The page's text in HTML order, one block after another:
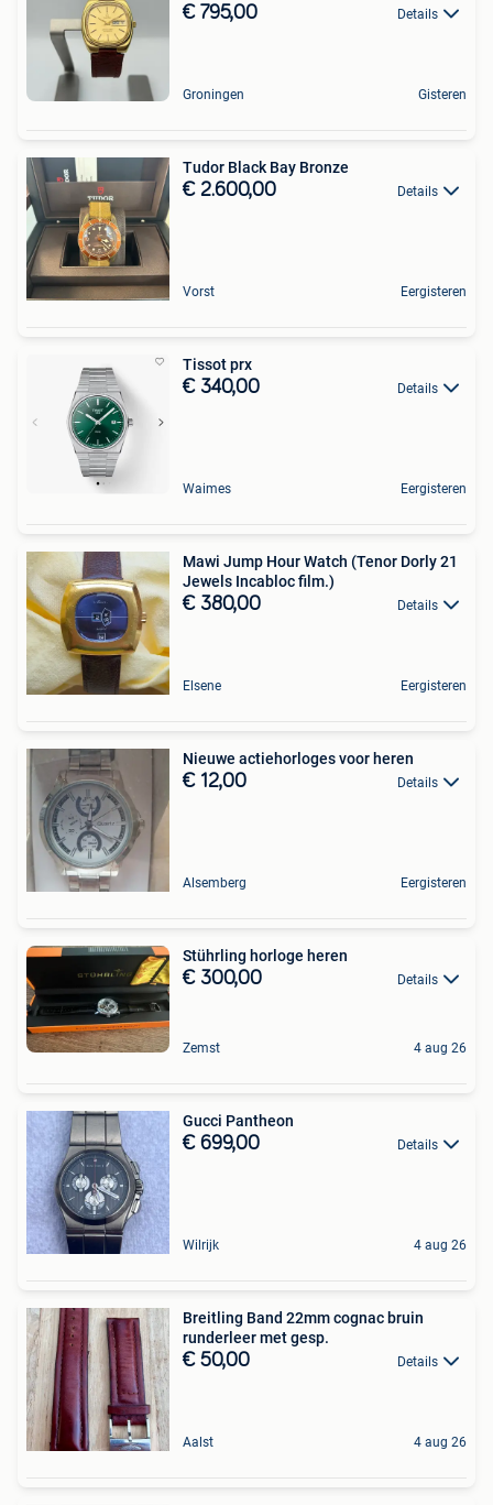
€ 795,00 Details
Groningen Gisteren
Tudor Black Bay Bronze
€ 2.600,00 Details
Vorst Eergisteren
Tissot prx
€ 340,00 Details
Waimes Eergisteren
Mawi Jump Hour Watch (Tenor Dorly 21
Jewels Incabloc film.)
€ 380,00 Details
Elsene Eergisteren
Nieuwe actiehorloges voor heren
€ 12,00 Details
Alsemberg Eergisteren
Stührling horloge heren
€ 300,00 Details
Zemst 4 aug 26
Gucci Pantheon
€ 699,00 Details
Wilrijk 4 aug 26
Breitling Band 22mm cognac bruin
runderleer met gesp.
€ 50,00 Details
Aalst 4 aug 26